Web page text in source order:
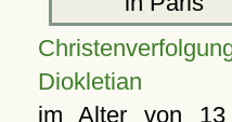
Diokletian
im Alter von